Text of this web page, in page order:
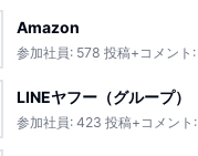
Amazon
参加社員: 578 投稿+コメント:
LINEヤフー（グループ）
参加社員: 423 投稿+コメント: